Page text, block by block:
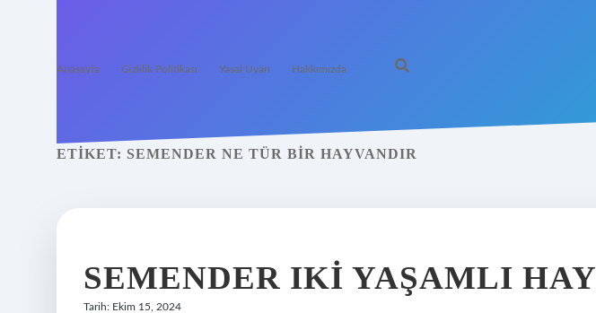
Anasayfa Gizlilik Politikası Yasal Uyarı Hakkımızda
ETIKET: SEMENDER NE TÜR BIR HAYVANDIR
SEMENDER IKI YAŞAMLI
Tarih: Ekim 15, 2024